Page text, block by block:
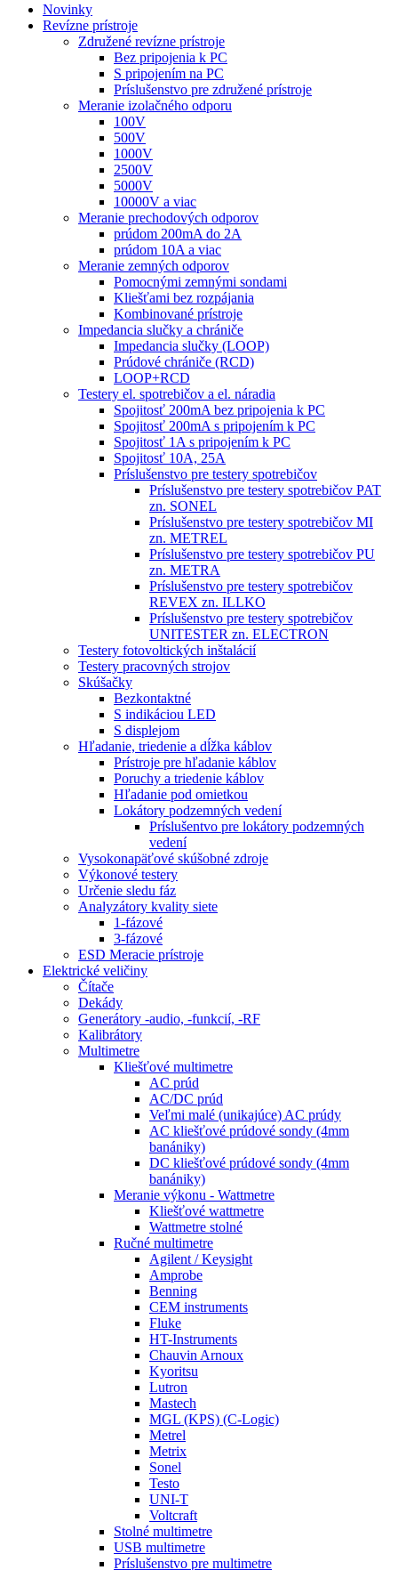
Novinky
Revízne prístroje
Združené revízne prístroje
Bez pripojenia k PC
S pripojením na PC
Príslušenstvo pre združené prístroje
Meranie izolačného odporu
100V
500V
1000V
2500V
5000V
10000V a viac
Meranie prechodových odporov
prúdom 200mA do 2A
prúdom 10A a viac
Meranie zemných odporov
Pomocnými zemnými sondami
Kliešťami bez rozpájania
Kombinované prístroje
Impedancia slučky a chrániče
Impedancia slučky (LOOP)
Prúdové chrániče (RCD)
LOOP+RCD
Testery el. spotrebičov a el. náradia
Spojitosť 200mA bez pripojenia k PC
Spojitosť 200mA s pripojením k PC
Spojitosť 1A s pripojením k PC
Spojitosť 10A, 25A
Príslušenstvo pre testery spotrebičov
Príslušenstvo pre testery spotrebičov PAT
zn. SONEL
Príslušenstvo pre testery spotrebičov MI
zn. METREL
Príslušenstvo pre testery spotrebičov PU
zn. METRA
Príslušenstvo pre testery spotrebičov
REVEX zn. ILLKO
Príslušenstvo pre testery spotrebičov
UNITESTER zn. ELECTRON
Testery fotovoltických inštalácií
Testery pracovných strojov
Skúšačky
Bezkontaktné
S indikáciou LED
S displejom
Hľadanie, triedenie a dĺžka káblov
Prístroje pre hľadanie káblov
Poruchy a triedenie káblov
Hľadanie pod omietkou
Lokátory podzemných vedení
Príslušentvo pre lokátory podzemných
vedení
Vysokonapäťové skúšobné zdroje
Výkonové testery
Určenie sledu fáz
Analyzátory kvality siete
1-fázové
3-fázové
ESD Meracie prístroje
Elektrické veličiny
Čítače
Dekády
Generátory -audio, -funkcií, -RF
Kalibrátory
Multimetre
Kliešťové multimetre
AC prúd
AC/DC prúd
Veľmi malé (unikajúce) AC prúdy
AC kliešťové prúdové sondy (4mm
banániky)
DC kliešťové prúdové sondy (4mm
banániky)
Meranie výkonu - Wattmetre
Kliešťové wattmetre
Wattmetre stolné
Ručné multimetre
Agilent / Keysight
Amprobe
Benning
CEM instruments
Fluke
HT-Instruments
Chauvin Arnoux
Kyoritsu
Lutron
Mastech
MGL (KPS) (C-Logic)
Metrel
Metrix
Sonel
Testo
UNI-T
Voltcraft
Stolné multimetre
USB multimetre
Príslušenstvo pre multimetre